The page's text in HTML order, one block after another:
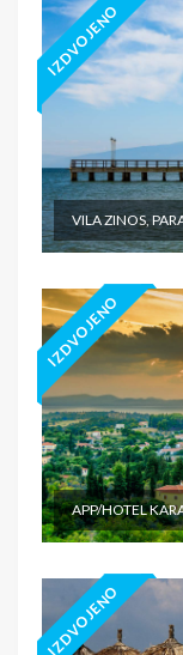
IZDVOJENO
VILA ZINOS,
IZDVOJENO
APP/HOTEL
IZDVOJENO